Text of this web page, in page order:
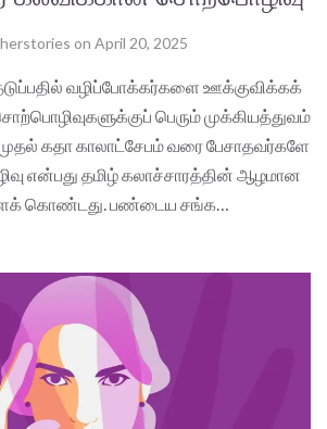
herstories on April 20, 2025
வழிப்போக்கர்களை ஊக்குவிக்கக்
பெரும் முக்கியத்துவம்
கதா காலாட்சேபம் வரை பேசாதவர்களே
என்பது தமிழ் கலாச்சாரத்தின் ஆழமான
கொண்டது. பண்டைய சங்க…